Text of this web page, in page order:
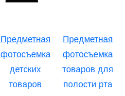
Предметная
фотосъемка
детских
товаров
Предметная
фотосъемка
товаров для
полости рта